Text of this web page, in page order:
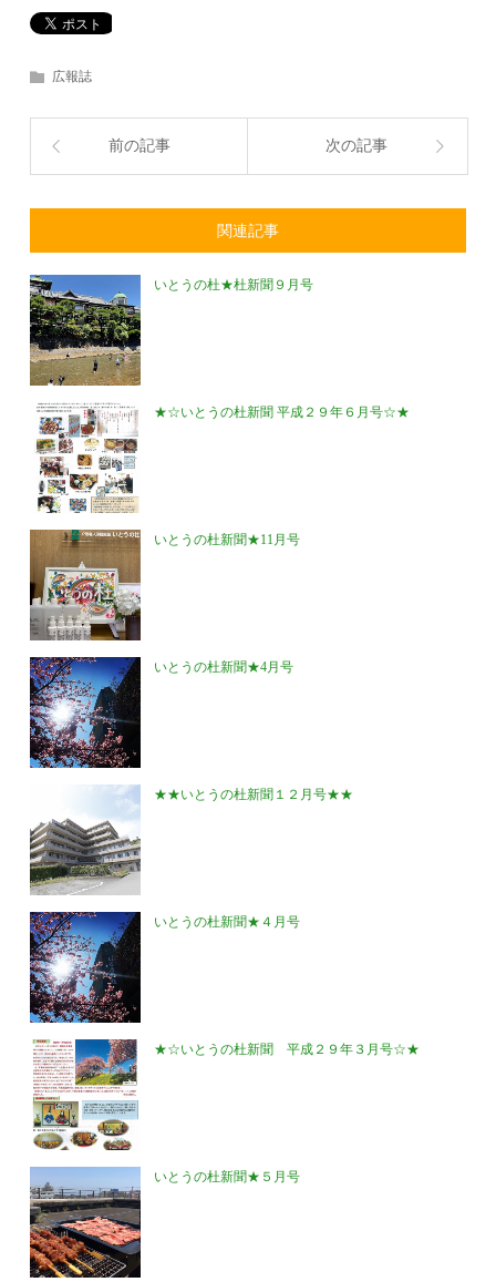
広報誌
前の記事 次の記事
関連記事
いとうの杜★杜新聞９月号
★☆いとうの杜新聞 平成２９年６月号☆★
いとうの杜新聞★11月号
いとうの杜新聞★4月号
★★いとうの杜新聞１２月号★★
いとうの杜新聞★４月号
★☆いとうの杜新聞 平成２９年３月号☆★
いとうの杜新聞★５月号